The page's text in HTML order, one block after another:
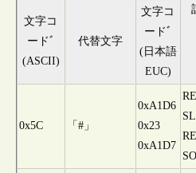
文字コ
ードﾞ
(ASCII)
代替文字
文字コ
ードﾞ
(日本語
EUC)
0x5C 「#」
0xA1D6
0x23
0xA1D7